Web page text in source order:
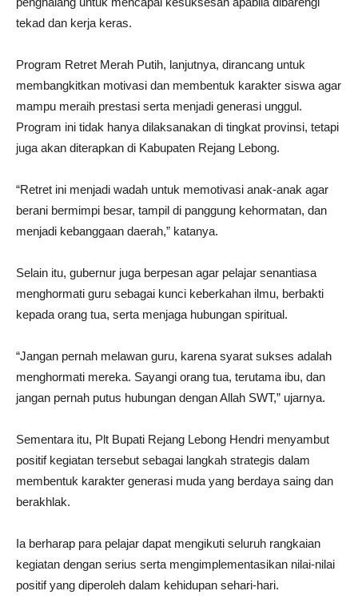
tekad dan kerja keras.
Program Retret Merah Putih, lanjutnya, dirancang untuk
membangkitkan motivasi dan membentuk karakter siswa agar
mampu meraih prestasi serta menjadi generasi unggul.
Program ini tidak hanya dilaksanakan di tingkat provinsi, tetapi
juga akan diterapkan di Kabupaten Rejang Lebong.
“Retret ini menjadi wadah untuk memotivasi anak-anak agar
berani bermimpi besar, tampil di panggung kehormatan, dan
menjadi kebanggaan daerah,” katanya.
Selain itu, gubernur juga berpesan agar pelajar senantiasa
menghormati guru sebagai kunci keberkahan ilmu, berbakti
kepada orang tua, serta menjaga hubungan spiritual.
“Jangan pernah melawan guru, karena syarat sukses adalah
menghormati mereka. Sayangi orang tua, terutama ibu, dan
jangan pernah putus hubungan dengan Allah SWT,” ujarnya.
Sementara itu, Plt Bupati Rejang Lebong Hendri menyambut
positif kegiatan tersebut sebagai langkah strategis dalam
membentuk karakter generasi muda yang berdaya saing dan
berakhlak.
Ia berharap para pelajar dapat mengikuti seluruh rangkaian
kegiatan dengan serius serta mengimplementasikan nilai-nilai
positif yang diperoleh dalam kehidupan sehari-hari.